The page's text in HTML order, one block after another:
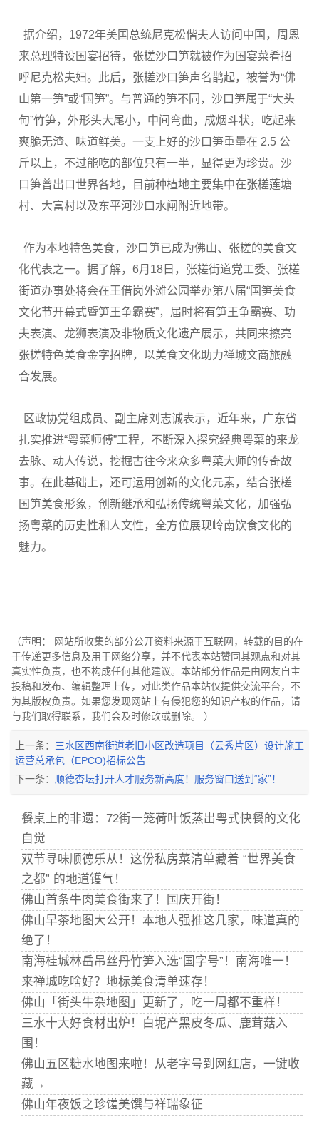
据介绍，1972年美国总统尼克松偕夫人访问中国，周恩
来总理特设国宴招待，张槎沙口笋就被作为国宴菜肴招
呼尼克松夫妇。此后，张槎沙口笋声名鹊起，被誉为“佛
山第一笋”或“国笋”。与普通的笋不同，沙口笋属于“大头
甸”竹笋，外形头大尾小，中间弯曲，成烟斗状，吃起来
爽脆无渣、味道鲜美。一支上好的沙口笋重量在 2.5 公
斤以上，不过能吃的部位只有一半，显得更为珍贵。沙
口笋曾出口世界各地，目前种植地主要集中在张槎莲塘
村、大富村以及东平河沙口水闸附近地带。
作为本地特色美食，沙口笋已成为佛山、张槎的美食文
化代表之一。据了解，6月18日，张槎街道党工委、张槎
街道办事处将会在王借岗外滩公园举办第八届“国笋美食
文化节开幕式暨笋王争霸赛”，届时将有笋王争霸赛、功
夫表演、龙狮表演及非物质文化遗产展示，共同来擦亮
张槎特色美食金字招牌，以美食文化助力禅城文商旅融
合发展。
区政协党组成员、副主席刘志诚表示，近年来，广东省
扎实推进“粤菜师傅”工程，不断深入探究经典粤菜的来龙
去脉、动人传说，挖掘古往今来众多粤菜大师的传奇故
事。在此基础上，还可运用创新的文化元素，结合张槎
国笋美食形象，创新继承和弘扬传统粤菜文化，加强弘
扬粤菜的历史性和人文性，全方位展现岭南饮食文化的
魅力。
（声明： 网站所收集的部分公开资料来源于互联网，转载的目的在
于传递更多信息及用于网络分享，并不代表本站赞同其观点和对其
真实性负责，也不构成任何其他建议。本站部分作品是由网友自主
投稿和发布、编辑整理上传，对此类作品本站仅提供交流平台，不
为其版权负责。如果您发现网站上有侵犯您的知识产权的作品，请
与我们取得联系，我们会及时修改或删除。 ）
上一条： 三水区西南街道老旧小区改造项目（云秀片区）设计施工
运营总承包（EPCO)招标公告
下一条： 顺德杏坛打开人才服务新高度！服务窗口送到“家”！
餐桌上的非遗：72街一笼荷叶饭蒸出粤式快餐的文化
自觉
双节寻味顺德乐从！这份私房菜清单藏着 “世界美食
之都” 的地道镬气！
佛山首条牛肉美食街来了！国庆开街！
佛山早茶地图大公开！本地人强推这几家，味道真的
绝了！
南海桂城林岳吊丝丹竹笋入选“国字号”！南海唯一！
来禅城吃啥好？地标美食清单速存！
佛山「街头牛杂地图」更新了，吃一周都不重样！
三水十大好食材出炉！白坭产黑皮冬瓜、鹿茸菇入
围！
佛山五区糖水地图来啦！从老字号到网红店，一键收
藏→
佛山年夜饭之珍馐美馔与祥瑞象征